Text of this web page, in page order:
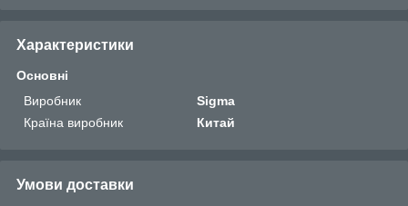
Характеристики
Основні
Виробник
Sigma
Країна виробник
Китай
Умови доставки